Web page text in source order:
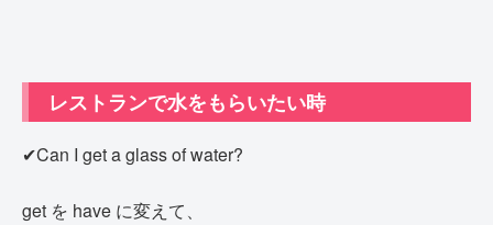
レストランで水をもらいたい時
✔Can I get a glass of water?
get を have に変えて、